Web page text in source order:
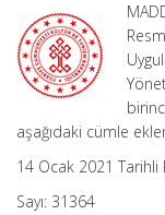
Değişiklik
Dair
Yönetmelik
aşağıdaki cümle
14 Ocak 2021 Tarihli
Sayı: 31364